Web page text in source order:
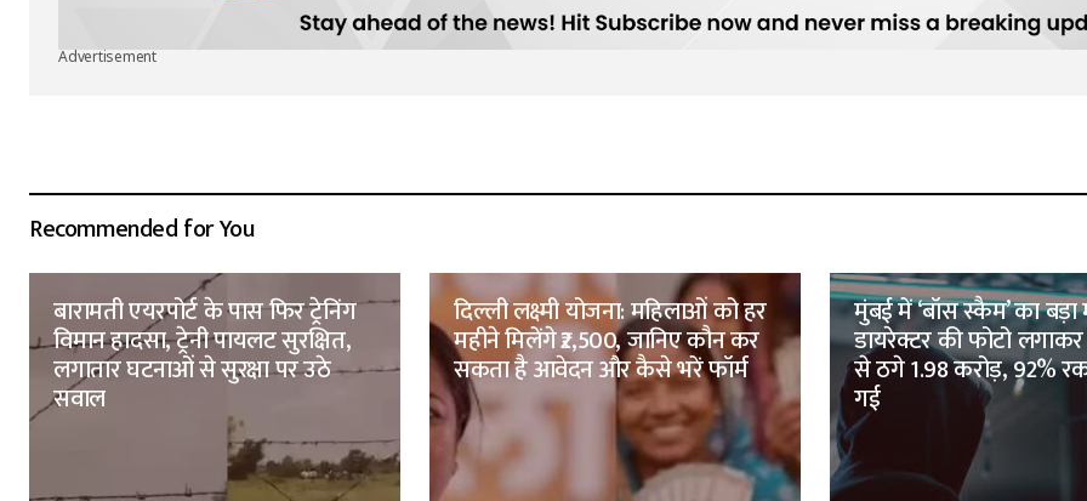
Advertisement
Recommended for You
बारामती एयरपोर्ट के पास फिर ट्रेनिंग
विमान हादसा, ट्रेनी पायलट सुरक्षित,
लगातार घटनाओं से सुरक्षा पर उठे
सवाल
दिल्ली लक्ष्मी योजना: महिलाओं को हर
महीने मिलेंगे ₹2,500, जानिए कौन कर
सकता है आवेदन और कैसे भरें फॉर्म
मुंबई में ‘बॉस स्कैम’ का बड़ा
डायरेक्टर की फोटो लगाकर
से ठगे 1.98 करोड़, 92%
गई